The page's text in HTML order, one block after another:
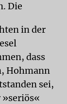
Die
in der
dass
Hohmann
sei,